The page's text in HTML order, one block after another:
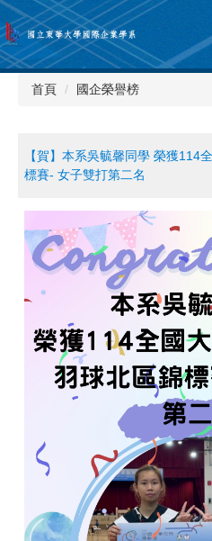
跳
到
主
要
首頁 國企榮譽榜
【賀】本系吳毓馨同學 榮獲114
標賽- 女子雙打第二名